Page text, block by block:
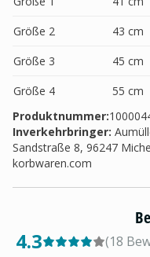
Größe 2
43 cm
Größe 3
45 cm
Größe 4
55 cm
Produktnummer:
Inverkehrbringer:
Sandstraße 8, 96247
korbwaren.com
4.3 (18